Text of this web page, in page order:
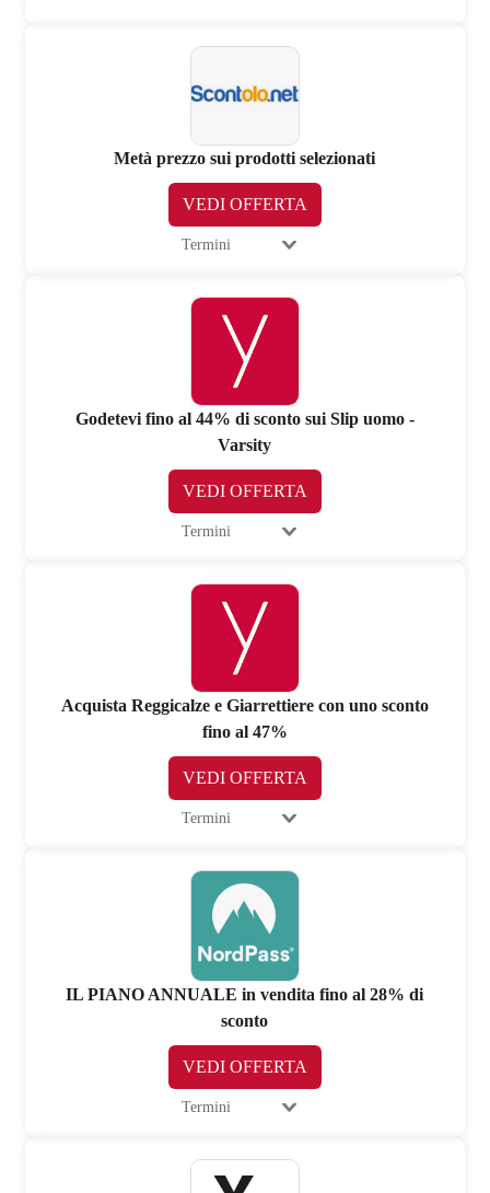
Metà prezzo sui prodotti selezionati
VEDI OFFERTA
Termini
Godetevi fino al 44% di sconto sui Slip uomo -
Varsity
VEDI OFFERTA
Termini
Acquista Reggicalze e Giarrettiere con uno sconto
fino al 47%
VEDI OFFERTA
Termini
IL PIANO ANNUALE in vendita fino al 28% di
sconto
VEDI OFFERTA
Termini